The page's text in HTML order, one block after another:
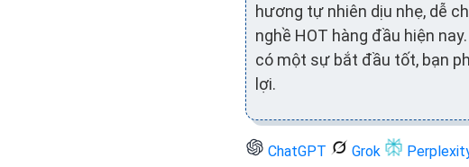
hương tự nhiên dịu nhẹ, dễ
nghề HOT hàng đầu hiện
có một sự bắt đầu tốt, bạn
lợi.
ChatGPT Grok